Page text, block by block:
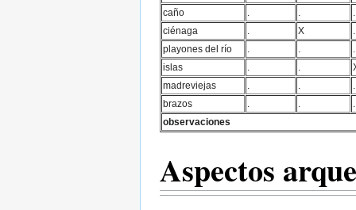
caño
ciénaga
X
playones del río
islas
madreviejas
brazos
observaciones
Aspectos